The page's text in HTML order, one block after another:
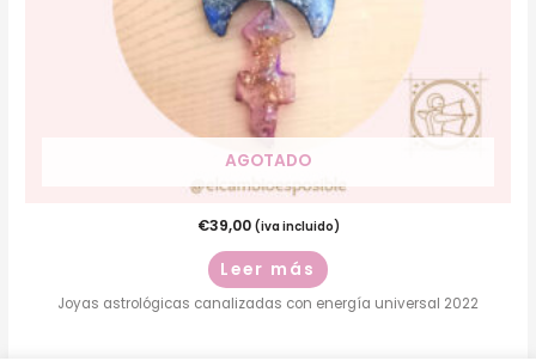
AGOTADO
€39,00 (iva incluido)
Leer más
Joyas astrológicas canalizadas con energía universal 2022